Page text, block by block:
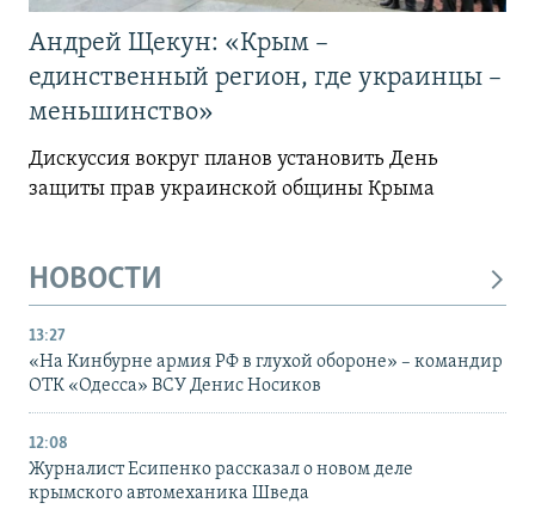
Андрей Щекун: «Крым –
единственный регион, где украинцы –
меньшинство»
Дискуссия вокруг планов установить День
защиты прав украинской общины Крыма
НОВОСТИ
13:27
«На Кинбурне армия РФ в глухой обороне» – командир
ОТК «Одесса» ВСУ Денис Носиков
12:08
Журналист Есипенко рассказал о новом деле
крымского автомеханика Шведа